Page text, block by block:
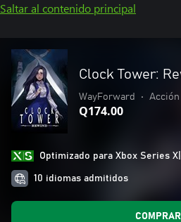
Saltar al contenido principal
Clock Tower:
WayForward •
Q174.00
Optimizado para Xbox Series
10 idiomas admitidos
COMPRAR